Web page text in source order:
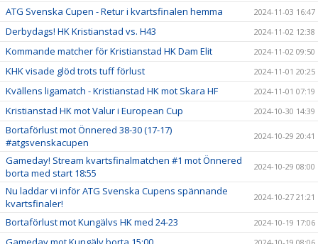
ATG Svenska Cupen - Retur i kvartsfinalen hemma 2024-11-03 16:47
Derbydags! HK Kristianstad vs. H43 2024-11-02 12:38
Kommande matcher för Kristianstad HK Dam Elit 2024-11-02 09:50
KHK visade glöd trots tuff förlust 2024-11-01 20:25
Kvällens ligamatch - Kristianstad HK mot Skara HF 2024-11-01 07:19
Kristianstad HK mot Valur i European Cup 2024-10-30 14:39
Bortaförlust mot Önnered 38-30 (17-17)
#atgsvenskacupen
2024-10-29 20:41
Gameday! Stream kvartsfinalmatchen #1 mot Önnered
borta med start 18:55
2024-10-29 08:00
Nu laddar vi inför ATG Svenska Cupens spännande
kvartsfinaler!
2024-10-27 21:21
Bortaförlust mot Kungälvs HK med 24-23 2024-10-19 17:06